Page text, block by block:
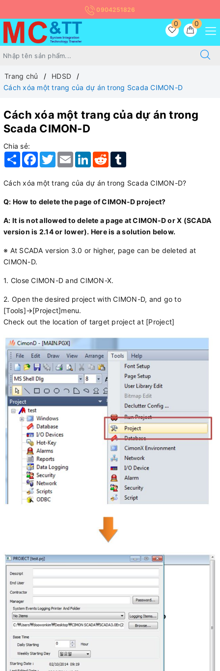
0904251826
0
0
Trang chủ
HDSD
Cách xóa một trang của dự án trong Scada CIMON-D
Cách xóa một trang của dự án trong
Scada CIMON-D
Chia sẻ:
Share Facebook
TwitterEmail LinkedInReddit
Cách xóa một trang của dự án trong Scada CIMON-D?
Q: How to delete the page of CIMON-D project?
A: It is not allowed to delete a page at CIMON-D or X (SCADA
version is 2.14 or lower). Here is a solution below.
※ At SCADA version 3.0 or higher, page can be deleted at
CIMON-D.
1. Close CIMON-D and CIMON-X.
2. Open the desired project with CIMON-D, and go to
[Tools]→[Project]menu.
Check out the location of target project at [Project]